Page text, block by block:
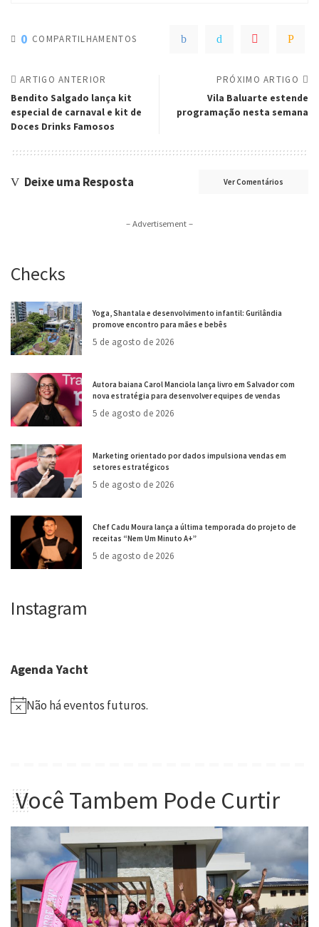
0 COMPARTILHAMENTOS
ARTIGO ANTERIOR
Bendito Salgado lança kit
especial de carnaval e kit de
Doces Drinks Famosos
PRÓXIMO ARTIGO
Vila Baluarte estende
programação nesta semana
Deixe uma Resposta Ver Comentários
– Advertisement –
Checks
Yoga, Shantala e desenvolvimento infantil: Gurilândia
promove encontro para mães e bebês
5 de agosto de 2026
Autora baiana Carol Manciola lança livro em Salvador com
nova estratégia para desenvolver equipes de vendas
5 de agosto de 2026
Marketing orientado por dados impulsiona vendas em
setores estratégicos
5 de agosto de 2026
Chef Cadu Moura lança a última temporada do projeto de
receitas “Nem Um Minuto A+”
5 de agosto de 2026
Instagram
Agenda Yacht
Não há eventos futuros.
Você Tambem Pode Curtir